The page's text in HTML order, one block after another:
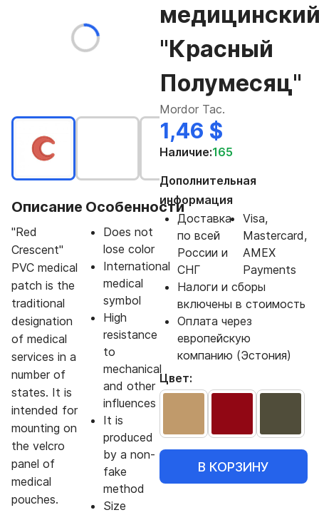
Описание
"Red
Crescent"
PVC medical
patch is the
traditional
designation
of medical
services in a
number of
states. It is
intended for
mounting on
the velcro
panel of
medical
pouches.
Особенности
Does not
lose color
International
medical
symbol
High
resistance
to
mechanical
and other
influences
It is
produced
by a non-
fake
method
Size
"Красный
Полумесяц"
Mordor Tac.
1,46 $
Наличие:165
Дополнительная
информация
Доставка
по всей
России и
СНГ
Visa,
Mastercard,
AMEX
Payments
Налоги и сборы
включены в стоимость
Оплата через
европейскую
компанию (Эстония)
Цвет:
В КОРЗИНУ